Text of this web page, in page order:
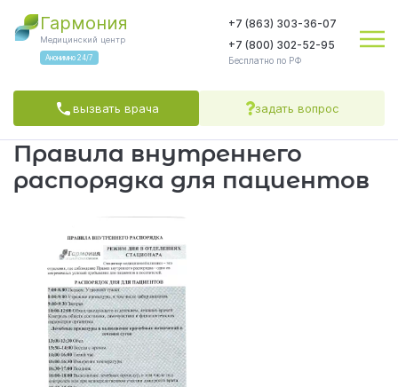
Гармония
Медицинский центр
Анонимно 24/7
+7 (863) 303-36-07
+7 (800) 302-52-95
Бесплатно по РФ
вызвать врача задать вопрос
Яндекс.Метрика
Политикой обработки
Политикой конфиденциальности
Пользовательским
соглашением
Правила внутреннего
распорядка для пациентов